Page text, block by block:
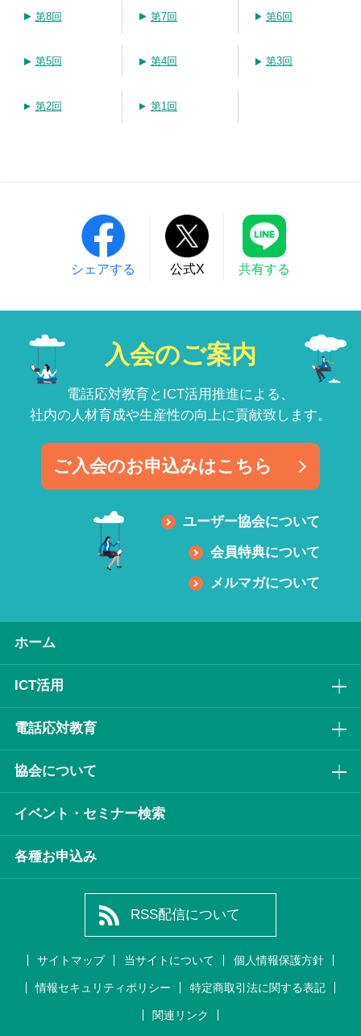
第8回 第7回 第6回
第5回 第4回 第3回
第2回 第1回
シェアする 公式X 共有する
入会のご案内
電話応対教育とICT活用推進による、
社内の人材育成や生産性の向上に貢献致します。
ご入会のお申込みはこちら
ユーザー協会について
会員特典について
メルマガについて
ホーム
ICT活⽤
電話応対教育
協会について
イベント・セミナー検索
各種お申込み
RSS配信について
サイトマップ 当サイトについて 個人情報保護方針
情報セキュリティポリシー 特定商取引法に関する表記
関連リンク